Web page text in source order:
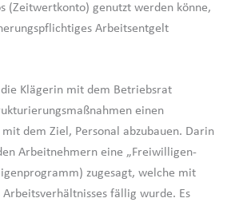
(Zeitwertkonto) genutzt werden könne,
Arbeitsentgelt
die Klägerin mit dem Betriebsrat
einen
mit dem Ziel, Personal abzubauen. Darin
Arbeitnehmern eine „Freiwilligen-
zugesagt, welche mit
fällig wurde. Es